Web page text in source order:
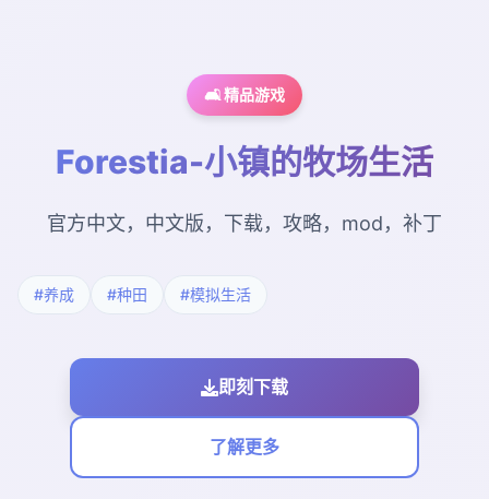
🛋️ 精品游戏
Forestia-小镇的牧场生活
官方中文，中文版，下载，攻略，mod，补丁
#养成 #种田 #模拟生活
即刻下载
了解更多